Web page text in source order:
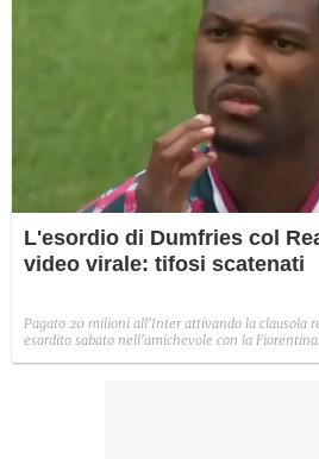
L'esordio di Dumfries col
video virale: tifosi scatenati
Pagato 20 milioni all'Inter attivando la clausola
esordito sabato nell'amichevole con la